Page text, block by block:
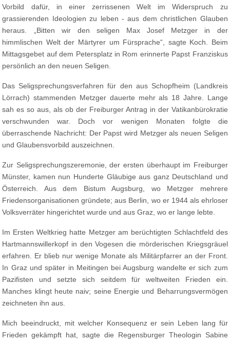
Vorbild dafür, in einer zerrissenen Welt im Widerspruch zu
grassierenden Ideologien zu leben - aus dem christlichen Glauben
heraus. „Bitten wir den seligen Max Josef Metzger in der
himmlischen Welt der Märtyrer um Fürsprache“, sagte Koch. Beim
Mittagsgebet auf dem Petersplatz in Rom erinnerte Papst Franziskus
persönlich an den neuen Seligen.
Das Seligsprechungsverfahren für den aus Schopfheim (Landkreis
Lörrach) stammenden Metzger dauerte mehr als 18 Jahre. Lange
sah es so aus, als ob der Freiburger Antrag in der Vatikanbürokratie
verschwunden war. Doch vor wenigen Monaten folgte die
überraschende Nachricht: Der Papst wird Metzger als neuen Seligen
und Glaubensvorbild auszeichnen.
Zur Seligsprechungszeremonie, der ersten überhaupt im Freiburger
Münster, kamen nun Hunderte Gläubige aus ganz Deutschland und
Österreich. Aus dem Bistum Augsburg, wo Metzger mehrere
Friedensorganisationen gründete; aus Berlin, wo er 1944 als ehrloser
Volksverräter hingerichtet wurde und aus Graz, wo er lange lebte.
Im Ersten Weltkrieg hatte Metzger am berüchtigten Schlachtfeld des
Hartmannswillerkopf in den Vogesen die mörderischen Kriegsgräuel
erfahren. Er blieb nur wenige Monate als Militärpfarrer an der Front.
In Graz und später in Meitingen bei Augsburg wandelte er sich zum
Pazifisten und setzte sich seitdem für weltweiten Frieden ein.
Manches klingt heute naiv; seine Energie und Beharrungsvermögen
zeichneten ihn aus.
Mich beeindruckt, mit welcher Konsequenz er sein Leben lang für
Frieden gekämpft hat, sagte die Regensburger Theologin Sabine